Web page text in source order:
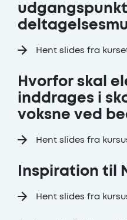
Hent slides fra
Hvorfor skal
inddrages i
voksne ved
Hent slides fra
Inspiration til
Hent slides fra